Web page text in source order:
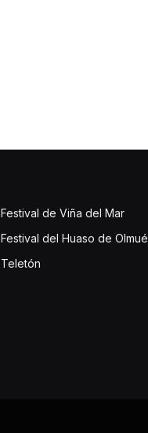
Festival de Viña del Mar
Festival del Huaso de Olmué
Teletón